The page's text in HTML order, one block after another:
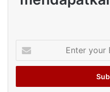
your
Email